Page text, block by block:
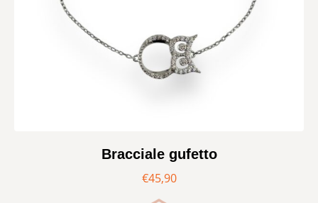
Bracciale gufetto
€45,90